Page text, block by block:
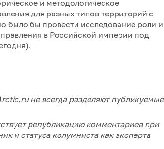
и методологическое
для разных типов территорий с
было бы провести исследование роли и
в Российской империи под
не всегда разделяют публикуемые
републикацию комментариев при
и статуса колумниста как эксперта